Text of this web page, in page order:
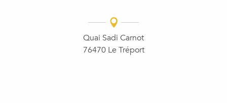
Quai Sadi Carnot
76470 Le Tréport